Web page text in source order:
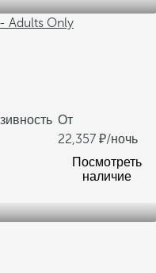
Adults Only
От
22,357
/ночь
Посмотреть
наличие